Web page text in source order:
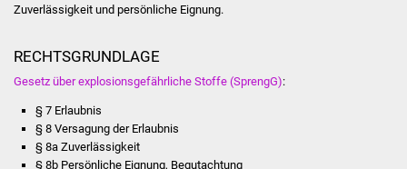
Zuverlässigkeit und persönliche Eignung.
RECHTSGRUNDLAGE
Gesetz über explosionsgefährliche Stoffe (SprengG):
§ 7 Erlaubnis
§ 8 Versagung der Erlaubnis
§ 8a Zuverlässigkeit
§ 8b Persönliche Eignung, Begutachtung